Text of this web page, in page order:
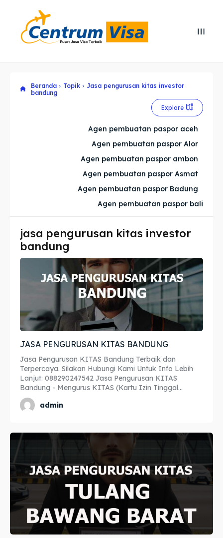
Explore our destinations
Imta
Legalisir
Apostille
Asuransi
Explore our destinations
Imta
Legalisir
Apostille
Asuransi
Beranda Topik
Jasa pengurusan kitas investor
bandung
Explore
Agen pembuatan paspor aceh
Agen pembuatan paspor Alor
Agen pembuatan paspor ambon
Agen pembuatan paspor Asmat
Agen pembuatan paspor Badung
Agen pembuatan paspor bali
jasa pengurusan kitas investor
bandung
JASA PENGURUSAN KITAS BANDUNG
Jasa Pengurusan KITAS Bandung Terbaik dan
Terpercaya. Silakan Hubungi Kami Untuk Info Lebih
Lanjut: 088290247542 Jasa Pengurusan KITAS
Bandung - Mengurus KITAS (Kartu Izin Tinggal...
admin